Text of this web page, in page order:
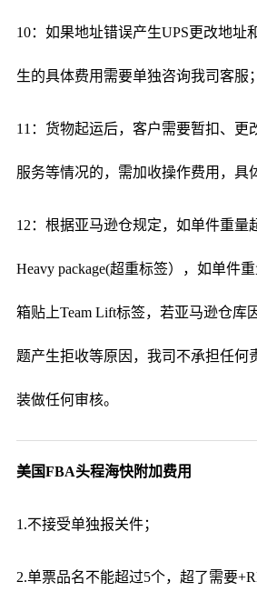
10：如果地址错误产生UPS更改地址
生的具体费用需要单独咨询我司客服；
11：货物起运后，客户需要暂扣、更
服务等情况的，需加收操作费用，具
12：根据亚马逊仓规定，如单件重量
Heavy package(超重标签），如单件
箱贴上Team Lift标签，若亚马逊仓库
题产生拒收等原因，我司不承担任何
装做任何审核。
美国FBA头程海快附加费用
1.不接受单独报关件；
2.单票品名不能超过5个，超了需要